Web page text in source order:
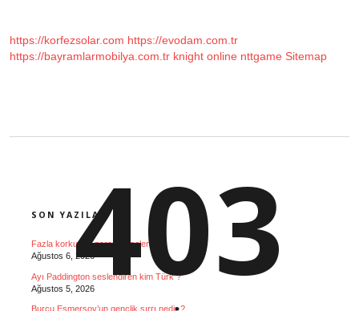
https://korfezsolar.com https://evodam.com.tr
https://bayramlarmobilya.com.tr knight online nttgame Sitemap
SIDEBAR
SON YAZILAR
Fazla korkunun zararları nelerdir ?
Ağustos 6, 2026
Ayı Paddington seslendiren kim Türk ?
Ağustos 5, 2026
Burcu Esmersoy’un gençlik sırrı nedir ?
403